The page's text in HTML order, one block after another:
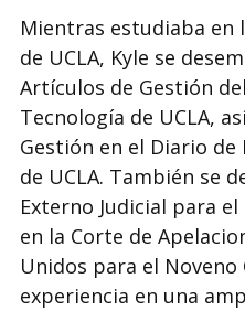
Mientras estudiaba en
de UCLA, Kyle se
Artículos de Gestión
Tecnología de UCLA,
Gestión en el Diario
de UCLA. También se
Externo Judicial para
en la Corte de
Unidos para el
experiencia en una